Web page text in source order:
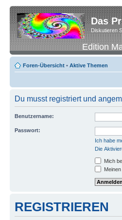
Das
Diskutieren
Edition
Foren-Übersicht • Aktive Themen
Du musst registriert und
Benutzername:
Passwort:
Ich habe
Die
Mich
REGISTRIEREN